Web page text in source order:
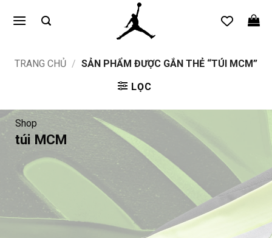
qua
TRANG CHỦ / SẢN PHẨM ĐƯỢC GẮN THẺ “TÚI MCM”
LỌC
Shop
túi MCM